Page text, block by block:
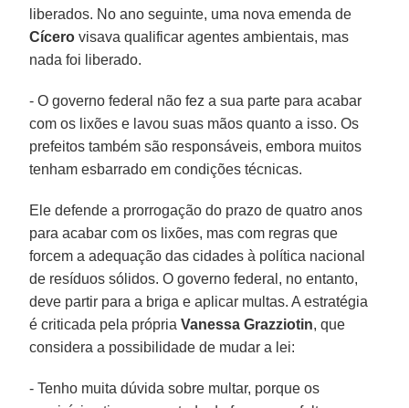
liberados. No ano seguinte, uma nova emenda de
Cícero visava qualificar agentes ambientais, mas
nada foi liberado.
- O governo federal não fez a sua parte para acabar
com os lixões e lavou suas mãos quanto a isso. Os
prefeitos também são responsáveis, embora muitos
tenham esbarrado em condições técnicas.
Ele defende a prorrogação do prazo de quatro anos
para acabar com os lixões, mas com regras que
forcem a adequação das cidades à política nacional
de resíduos sólidos. O governo federal, no entanto,
deve partir para a briga e aplicar multas. A estratégia
é criticada pela própriaVanessa Grazziotin, que
considera a possibilidade de mudar a lei:
- Tenho muita dúvida sobre multar, porque os